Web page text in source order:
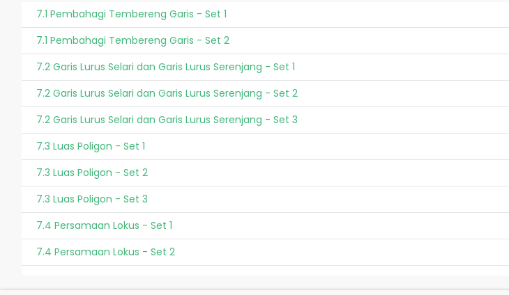
7.1 Pembahagi Tembereng Garis - Set 1
7.1 Pembahagi Tembereng Garis - Set 2
7.2 Garis Lurus Selari dan Garis Lurus Serenjang - Set 1
7.2 Garis Lurus Selari dan Garis Lurus Serenjang - Set 2
7.2 Garis Lurus Selari dan Garis Lurus Serenjang - Set 3
7.3 Luas Poligon - Set 1
7.3 Luas Poligon - Set 2
7.3 Luas Poligon - Set 3
7.4 Persamaan Lokus - Set 1
7.4 Persamaan Lokus - Set 2